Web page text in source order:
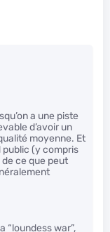
a une piste
d’avoir un
moyenne. Et
public (y compris
ce que peut
“loundess war”,